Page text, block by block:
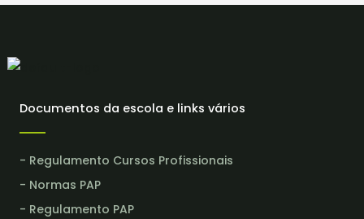
Documentos da escola e links vários
- Regulamento Cursos Profissionais
- Normas PAP
- Regulamento PAP